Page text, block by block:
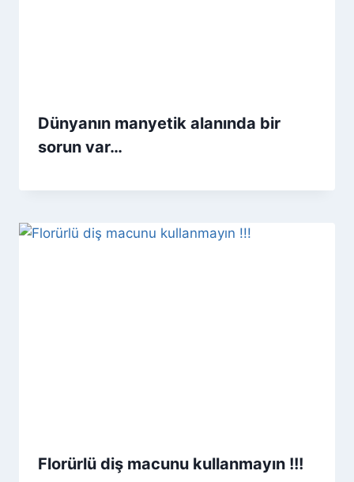
Dünyanın manyetik alanında bir
sorun var…
Florürlü diş macunu kullanmayın !!!